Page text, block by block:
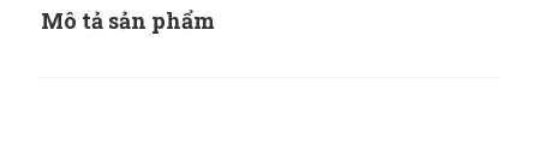
Mô tả sản phẩm